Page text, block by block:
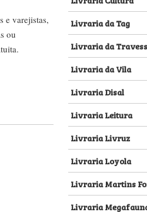
e varejistas,
ou
Livraria da Tag
Livraria da
Livraria da Vila
Livraria Disal
Livraria Leitura
Livraria Livruz
Livraria Loyola
Livraria Martins
Livraria